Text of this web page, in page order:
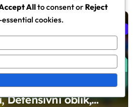
žene: Sposobnost
Defensivni oblik,
Allto consent or Reject
cookies.